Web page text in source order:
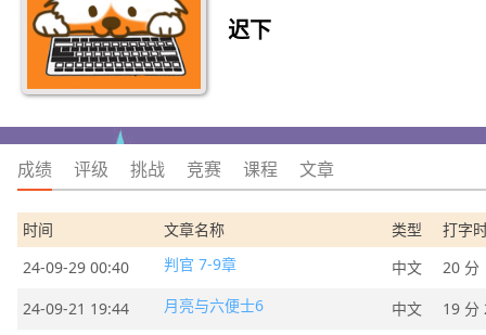
迟下
成绩 评级 挑战 竞赛 课程 文章
时间 文章名称 类型
打字
24-09-29 00:40
判官 7-9章 中文
20 分
24-09-21 19:44
月亮与六便士6 中文
19 分